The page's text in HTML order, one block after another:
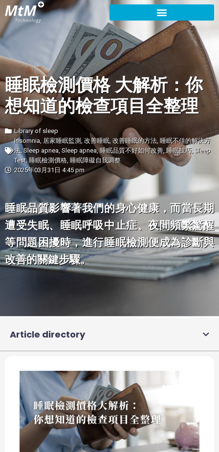
睡眠檢測價格 大解析：你
想知道的檢查項目全整理
Library of sleep
Insomnia, 居家睡眠監測 , 改善睡眠, 改善睡眠的方法, 睡眠不佳的解決方
法,Sleep apnea, Sleep apnea, 睡眠品質不好如何改善,睡眠技巧, Sleep
Test,睡眠檢測價格, 睡眠障礙自我調整
2025年03月31日 4:45 pm
睡眠品質影響著我們的身心健康，而當長期
遭受失眠、睡眠呼吸中止症、夜間頻繁驚醒
等問題困擾時，進行睡眠檢測便成為診斷與
改善的關鍵步驟。
Article directory